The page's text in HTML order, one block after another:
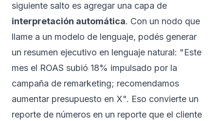
siguiente salto es agregar una capa de
interpretación automática. Con un nodo que
llame a un modelo de lenguaje, podés generar
un resumen ejecutivo en lenguaje natural: "Este
mes el ROAS subió 18% impulsado por la
campaña de remarketing; recomendamos
aumentar presupuesto en X". Eso convierte un
reporte de números en un reporte que el cliente